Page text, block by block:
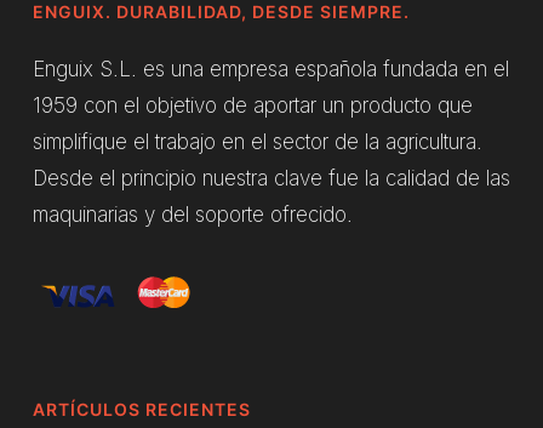
ENGUIX. DURABILIDAD, DESDE SIEMPRE.
Enguix S.L. es una empresa española fundada en el
1959 con el objetivo de aportar un producto que
simplifique el trabajo en el sector de la agricultura.
Desde el principio nuestra clave fue la calidad de las
maquinarias y del soporte ofrecido.
ARTÍCULOS RECIENTES